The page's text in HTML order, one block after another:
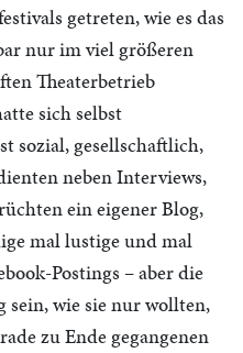
getreten, wie es das
nur im viel größeren
Theaterbetrieb
sich selbst
sozial, gesellschaftlich,
neben Interviews,
ein eigener Blog,
mal lustige und mal
Postings – aber die
wie sie nur wollten,
zu Ende gegangenen